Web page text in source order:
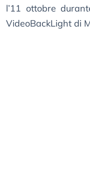
l’11 ottobre
VideoBackLight di